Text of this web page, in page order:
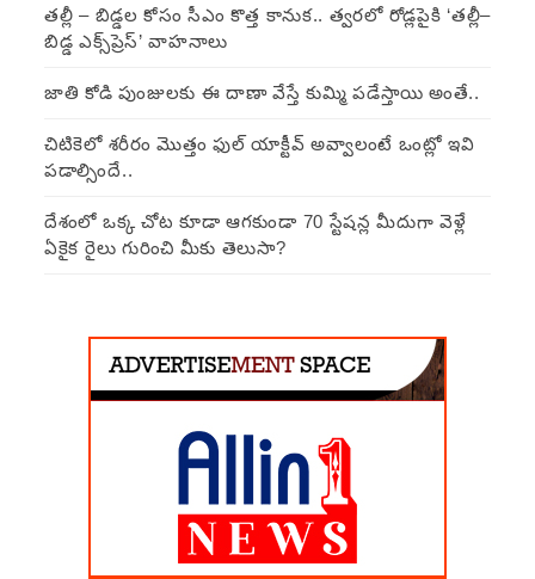
తల్లీ – బిడ్డల కోసం సీఎం కొత్త కానుక.. త్వరలో రోడ్లపైకి ‘తల్లీ–
బిడ్డ ఎక్స్‌ప్రెస్’ వాహనాలు
జాతి కోడి పుంజులకు ఈ దాణా వేస్తే కుమ్మి పడేస్తాయి అంతే..
చిటికెలో శరీరం మొత్తం ఫుల్ యాక్టీవ్ అవ్వాలంటే ఒంట్లో ఇవి
పడాల్సిందే..
దేశంలో ఒక్క చోట కూడా ఆగకుండా 70 స్టేషన్ల మీదుగా వెళ్లే
ఏకైక రైలు గురించి మీకు తెలుసా?